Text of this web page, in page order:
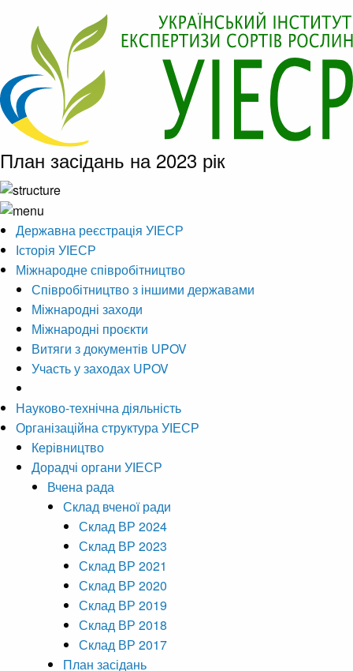
План засідань на 2023 рік
Державна реєстрація УІЕСР
Історія УІЕСР
Міжнародне співробітництво
Співробітництво з іншими державами
Міжнародні заходи
Міжнародні проєкти
Витяги з документів UPOV
Участь у заходах UPOV
Науково-технічна діяльність
Організаційна структура УІЕСР
Керівництво
Дорадчі органи УІЕСР
Вчена рада
Склад вченої ради
Склад ВР 2024
Склад ВР 2023
Склад ВР 2021
Склад ВР 2020
Склад ВР 2019
Склад ВР 2018
Склад ВР 2017
План засідань